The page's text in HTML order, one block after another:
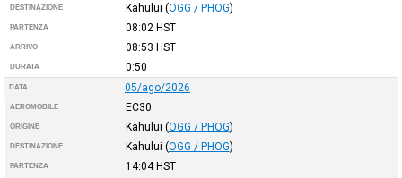
DESTINAZIONE Kahului (OGG / PHOG)
PARTENZA 08:02 HST
ARRIVO 08:53 HST
DURATA 0:50
DATA 05/ago/2026
AEROMOBILE EC30
ORIGINE Kahului (OGG / PHOG)
DESTINAZIONE Kahului (OGG / PHOG)
PARTENZA 14:04HST